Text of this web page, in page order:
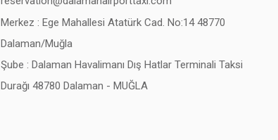
Merkez : Ege Mahallesi Atatürk Cad. No:14 48770
Dalaman/Muğla
Şube : Dalaman Havalimanı Dış Hatlar Terminali Taksi
Durağı 48780 Dalaman - MUĞLA